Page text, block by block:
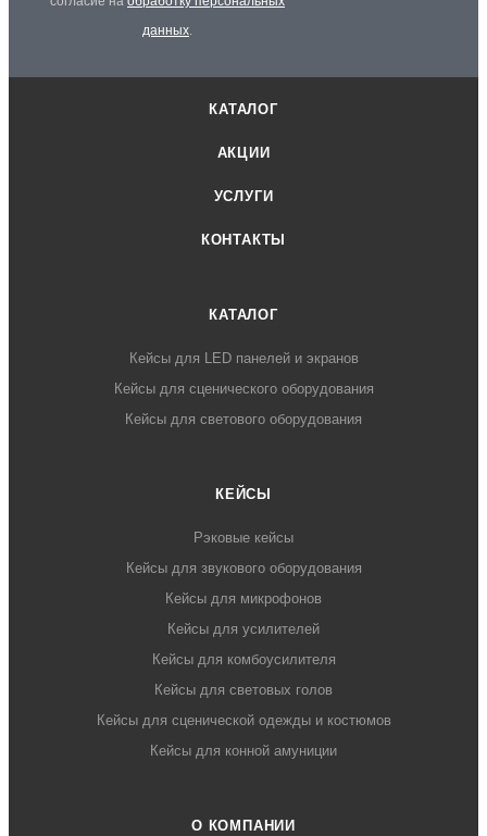
данных.
КАТАЛОГ
АКЦИИ
УСЛУГИ
КОНТАКТЫ
КАТАЛОГ
Кейсы для LED панелей и экранов
Кейсы для сценического оборудования
Кейсы для светового оборудования
КЕЙСЫ
Рэковые кейсы
Кейсы для звукового оборудования
Кейсы для микрофонов
Кейсы для усилителей
Кейсы для комбоусилителя
Кейсы для световых голов
Кейсы для сценической одежды и костюмов
Кейсы для конной амуниции
О КОМПАНИИ